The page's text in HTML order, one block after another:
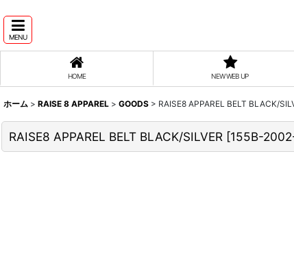
MENU
HOME NEW WEB UP
ホーム > RAISE 8 APPAREL > GOODS > RAISE8 APPAREL BELT BLACK/
RAISE8 APPAREL BELT BLACK/SILVER [155B-